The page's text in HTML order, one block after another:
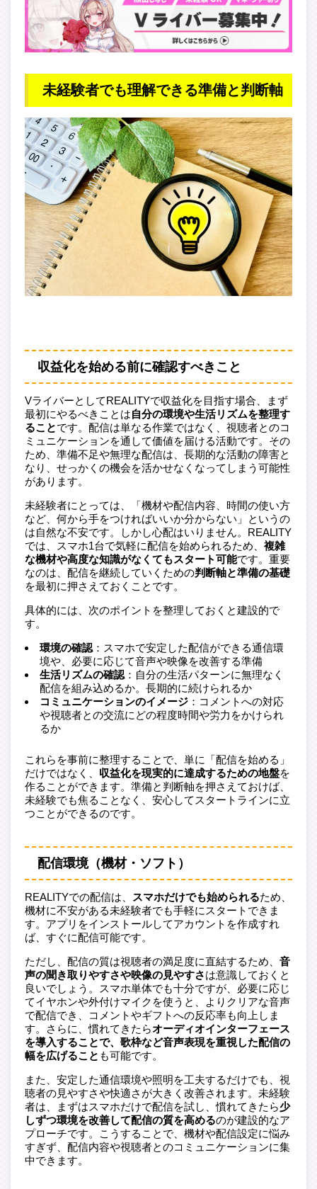
未経験者でも理解できる準備と判断軸
収益化を始める前に確認すべきこと
VライバーとしてREALITYで収益化を目指す場合、まず
最初にやるべきことは自分の環境や生活リズムを整理す
ることです。配信は単なる作業ではなく、視聴者とのコ
ミュニケーションを通して価値を届ける活動です。その
ため、準備不足や無理な配信は、長期的な活動の障害と
なり、せっかくの機会を活かせなくなってしまう可能性
があります。
未経験者にとっては、「機材や配信内容、時間の使い方
など、何から手をつければいいか分からない」というの
は自然な不安です。しかし心配はいりません。REALITY
では、スマホ1台で気軽に配信を始められるため、 複雑
な機材や高度な知識がなくてもスタート可能です。重要
なのは、配信を継続していくための判断軸と準備の基礎
を最初に押さえておくことです。
具体的には、次のポイントを整理しておくと建設的で
す。
環境の確認 ：スマホで安定した配信ができる通信環
境や、必要に応じて音声や映像を改善する準備
生活リズムの確認 ：自分の生活パターンに無理なく
配信を組み込めるか。長期的に続けられるか
コミュニケーションのイメージ ：コメントへの対応
や視聴者との交流にどの程度時間や労力をかけられ
るか
これらを事前に整理することで、単に「配信を始める」
だけではなく、 収益化を現実的に達成するための地盤を
作ることができます。準備と判断軸を押さえておけば、
未経験でも焦ることなく、安心してスタートラインに立
つことができるのです。
配信環境（機材・ソフト）
REALITYでの配信は、 スマホだけでも始められるため、
機材に不安がある未経験者でも手軽にスタートできま
す。アプリをインストールしてアカウントを作成すれ
ば、すぐに配信可能です。
ただし、配信の質は視聴者の満足度に直結するため、 音
声の聞き取りやすさや映像の見やすさは意識しておくと
良いでしょう。スマホ単体でも十分ですが、必要に応じ
てイヤホンや外付けマイクを使うと、よりクリアな音声
で配信でき、コメントやギフトへの反応率も向上しま
す。さらに、慣れてきたらオーディオインターフェース
を導入することで、歌枠など音声表現を重視した配信の
幅を広げること も可能です。
また、安定した通信環境や照明を工夫するだけでも、視
聴者の見やすさや快適さが大きく改善されます。未経験
者は、まずはスマホだけで配信を試し、慣れてきたら少
しずつ環境を改善して配信の質を高めるのが建設的なア
プローチです。こうすることで、機材や配信設定に悩み
すぎず、配信内容や視聴者とのコミュニケーションに集
中できます。